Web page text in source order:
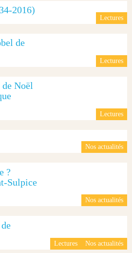
Lectures
2016)
Lectures
de
Lectures
Noël
Nos actualités
Nos actualités
?
Sulpice
Lectures Nos actualités